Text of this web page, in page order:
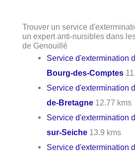
Trouver un service
un expert anti-nuisibles dans
de Genouillé
Service d'extermination
Bourg-des-Comptes
Service d'extermination
de-Bretagne 12.77 kms
Service d'extermination
sur-Seiche 13.9 kms
Service d'extermination